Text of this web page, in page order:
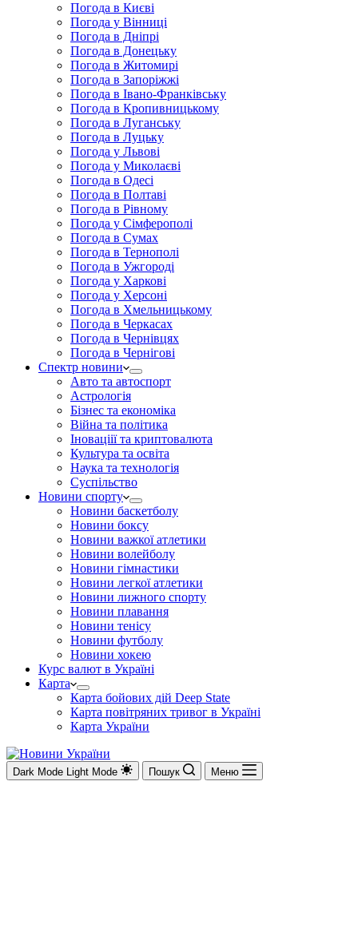
Погода в Києві
Погода у Вінниці
Погода в Дніпрі
Погода в Донецьку
Погода в Житомирі
Погода в Запоріжжі
Погода в Івано-Франківську
Погода в Кропивницькому
Погода в Луганську
Погода в Луцьку
Погода у Львові
Погода у Миколаєві
Погода в Одесі
Погода в Полтаві
Погода в Рівному
Погода у Сімферополі
Погода в Сумах
Погода в Тернополі
Погода в Ужгороді
Погода у Харкові
Погода у Херсоні
Погода в Хмельницькому
Погода в Черкасах
Погода в Чернівцях
Погода в Чернігові
Спектр новини
Авто та автоспорт
Астрологія
Бізнес та економіка
Війна та політика
Іноваціії та криптовалюта
Культура та освіта
Наука та технологія
Суспільство
Новини спорту
Новини баскетболу
Новини боксу
Новини важкої атлетики
Новини волейболу
Новини гімнастики
Новини легкої атлетики
Новини лижного спорту
Новини плавання
Новини тенісу
Новини футболу
Новини хокею
Курс валют в Україні
Карта
Карта бойових дій Deep State
Карта повітряних тривог в Україні
Карта України
Dark Mode Light Mode Пошук Меню